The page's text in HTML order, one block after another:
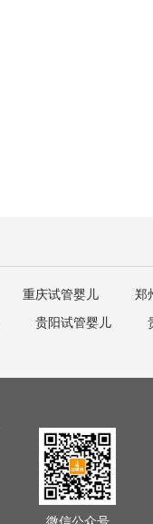
重庆试管婴儿 郑
贵阳试管婴儿